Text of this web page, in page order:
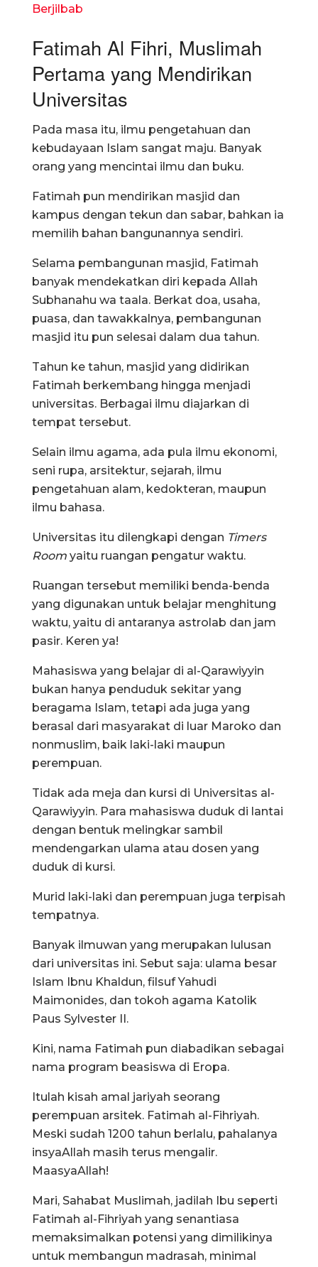
Berjilbab
Fatimah Al Fihri, Muslimah
Pertama yang Mendirikan
Universitas
Pada masa itu, ilmu pengetahuan dan
kebudayaan Islam sangat maju. Banyak
orang yang mencintai ilmu dan buku.
Fatimah pun mendirikan masjid dan
kampus dengan tekun dan sabar, bahkan ia
memilih bahan bangunannya sendiri.
Selama pembangunan masjid, Fatimah
banyak mendekatkan diri kepada Allah
Subhanahu wa taala. Berkat doa, usaha,
puasa, dan tawakkalnya, pembangunan
masjid itu pun selesai dalam dua tahun.
Tahun ke tahun, masjid yang didirikan
Fatimah berkembang hingga menjadi
universitas. Berbagai ilmu diajarkan di
tempat tersebut.
Selain ilmu agama, ada pula ilmu ekonomi,
seni rupa, arsitektur, sejarah, ilmu
pengetahuan alam, kedokteran, maupun
ilmu bahasa.
Universitas itu dilengkapi dengan Timers
Room yaitu ruangan pengatur waktu.
Ruangan tersebut memiliki benda-benda
yang digunakan untuk belajar menghitung
waktu, yaitu di antaranya astrolab dan jam
pasir. Keren ya!
Mahasiswa yang belajar di al-Qarawiyyin
bukan hanya penduduk sekitar yang
beragama Islam, tetapi ada juga yang
berasal dari masyarakat di luar Maroko dan
nonmuslim, baik laki-laki maupun
perempuan.
Tidak ada meja dan kursi di Universitas al-
Qarawiyyin. Para mahasiswa duduk di lantai
dengan bentuk melingkar sambil
mendengarkan ulama atau dosen yang
duduk di kursi.
Murid laki-laki dan perempuan juga terpisah
tempatnya.
Banyak ilmuwan yang merupakan lulusan
dari universitas ini. Sebut saja: ulama besar
Islam Ibnu Khaldun, filsuf Yahudi
Maimonides, dan tokoh agama Katolik
Paus Sylvester II.
Kini, nama Fatimah pun diabadikan sebagai
nama program beasiswa di Eropa.
Itulah kisah amal jariyah seorang
perempuan arsitek. Fatimah al-Fihriyah.
Meski sudah 1200 tahun berlalu, pahalanya
insyaAllah masih terus mengalir.
MaasyaAllah!
Mari, Sahabat Muslimah, jadilah Ibu seperti
Fatimah al-Fihriyah yang senantiasa
memaksimalkan potensi yang dimilikinya
untuk membangun madrasah, minimal